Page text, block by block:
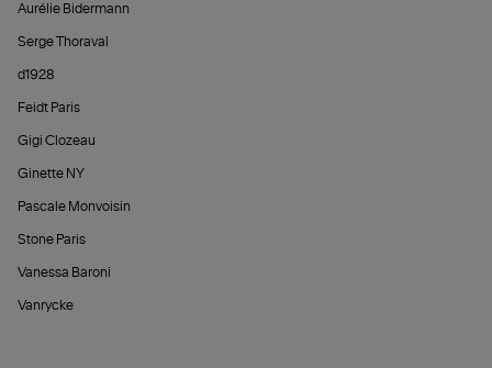
Aurélie Bidermann
Serge Thoraval
d1928
Feidt Paris
Gigi Clozeau
Ginette NY
Pascale Monvoisin
Stone Paris
Vanessa Baroni
Vanrycke